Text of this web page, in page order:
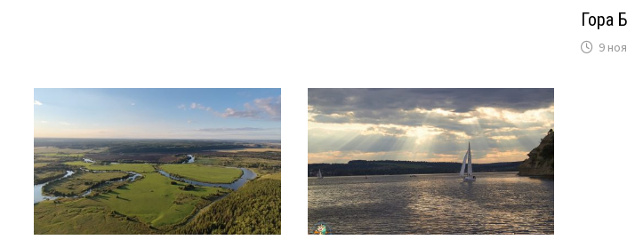
Гора
9